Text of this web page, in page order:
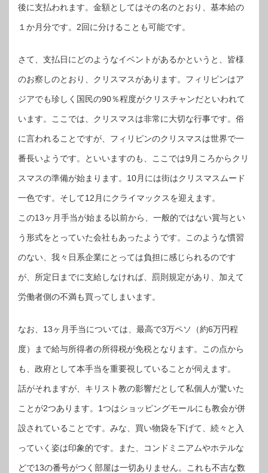
後に支払われます。金額としてはその名のとおり、基本給の
１か月分です。2回に分けることも可能です。
さて、支払日にどのようなイベントがあるかというと、皆様
のお察しのとおり、クリスマスがあります。フィリピンはア
ジアでも珍しく国民の90％程度がクリスチャンだといわれて
います。ここでは、クリスマスは非常に大切な行事です。俗
に言われることですが、フィリピンのクリスマスは世界で一
番長いようです。といいますのも、ここでは9月ころからクリ
スマスの準備が始まります。10月には街はクリスマスムード
一色です。そして12月にクライマックスを迎えます。
この13ヶ月手当が始まる以前から、一般的ではない賞与とい
う形式をとっていた会社もあったようです。このような慣習
のない、我々日系企業にとっては負担に感じられるのです
が、所定日までに支給しなければ、罰則規定があり、加えて
労働者側の不満も買ってしまいます。
なお、13ヶ月手当については、最高で3万ペソ（約6万円程
度）まで給与所得者の所得税が免税となります。この点から
も、政府として本手当を重要視していることが伺えます。
話がそれますが、キリスト教の影響だとして私個人が驚いた
ことが2つあります。1つはショッピングモールにも教会が併
設されていることです。みな、買い物袋を下げて、続々と入
っていく姿は印象的です。また、コンドミニアムやホテルな
どで13の番号がつく部屋は一切ありません。これも不吉な数